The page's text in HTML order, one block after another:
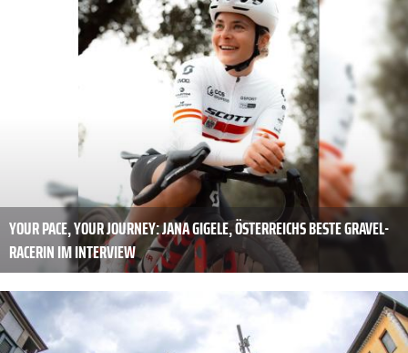
YOUR PACE, YOUR JOURNEY: JANA GIGELE, ÖSTERREICHS BESTE GRAVEL-
RACERIN IM INTERVIEW